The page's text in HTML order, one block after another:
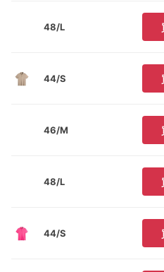
48/L
44/S
46/M
48/L
44/S